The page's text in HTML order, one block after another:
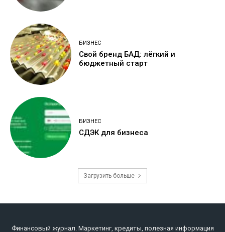
БИЗНЕС
Свой бренд БАД: лёгкий и
бюджетный старт
БИЗНЕС
СДЭК для бизнеса
Загрузить больше
Финансовый журнал. Маркетинг, кредиты, полезная информация